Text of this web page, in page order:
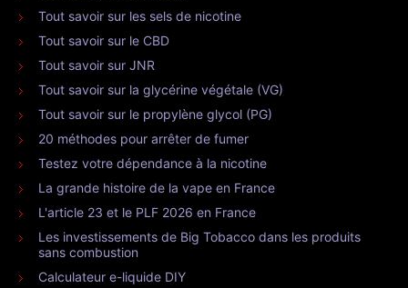
Tout savoir sur les sels de nicotine
Tout savoir sur le CBD
Tout savoir sur JNR
Tout savoir sur la glycérine végétale (VG)
Tout savoir sur le propylène glycol (PG)
20 méthodes pour arrêter de fumer
Testez votre dépendance à la nicotine
La grande histoire de la vape en France
L'article 23 et le PLF 2026 en France
Les investissements de Big Tobacco dans les produits
sans combustion
Calculateur e-liquide DIY